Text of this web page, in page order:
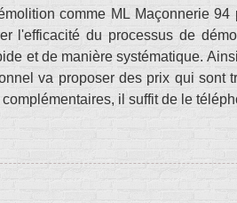
comme ML Maçonnerie
l'efficacité du processus de
et de manière systématique.
va proposer des prix qui sont
il suffit de le